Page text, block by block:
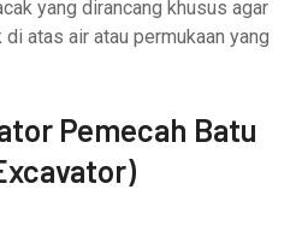
yang dirancang khusus agar
atas air atau permukaan yang
Pemecah Batu